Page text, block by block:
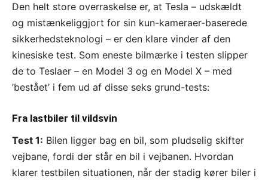
Den helt store overraskelse er, at Tesla – udskældt
og mistænkeliggjort for sin kun-kameraer-baserede
sikkerhedsteknologi – er den klare vinder af den
kinesiske test. Som eneste bilmærke i testen slipper
de to Teslaer – en Model 3 og en Model X – med
’bestået’ i fem ud af disse seks grund-tests:
Fra lastbiler til vildsvin
Test 1: Bilen ligger bag en bil, som pludselig skifter
vejbane, fordi der står en bil i vejbanen. Hvordan
klarer testbilen situationen, når der stadig kører biler i